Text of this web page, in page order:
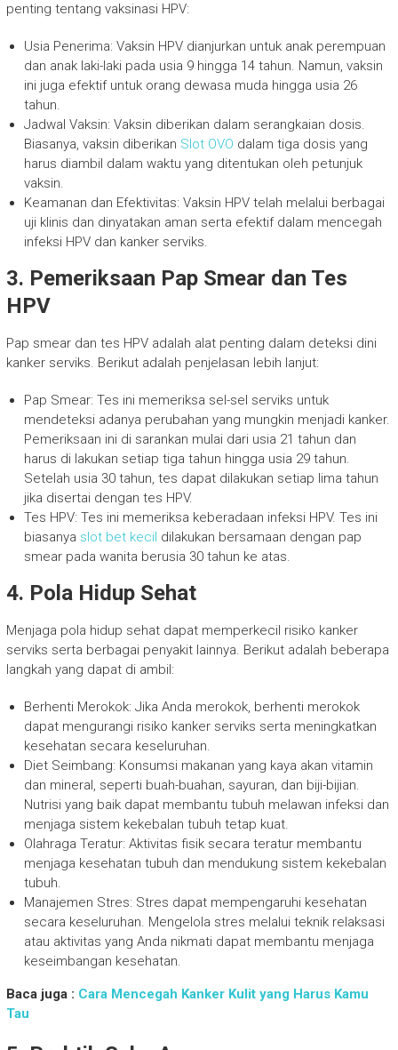
penting tentang vaksinasi HPV:
Usia Penerima: Vaksin HPV dianjurkan untuk anak perempuan
dan anak laki-laki pada usia 9 hingga 14 tahun. Namun, vaksin
ini juga efektif untuk orang dewasa muda hingga usia 26
tahun.
Jadwal Vaksin: Vaksin diberikan dalam serangkaian dosis.
Biasanya, vaksin diberikan Slot OVO dalam tiga dosis yang
harus diambil dalam waktu yang ditentukan oleh petunjuk
vaksin.
Keamanan dan Efektivitas: Vaksin HPV telah melalui berbagai
uji klinis dan dinyatakan aman serta efektif dalam mencegah
infeksi HPV dan kanker serviks.
3. Pemeriksaan Pap Smear dan Tes
HPV
Pap smear dan tes HPV adalah alat penting dalam deteksi dini
kanker serviks. Berikut adalah penjelasan lebih lanjut:
Pap Smear: Tes ini memeriksa sel-sel serviks untuk
mendeteksi adanya perubahan yang mungkin menjadi kanker.
Pemeriksaan ini di sarankan mulai dari usia 21 tahun dan
harus di lakukan setiap tiga tahun hingga usia 29 tahun.
Setelah usia 30 tahun, tes dapat dilakukan setiap lima tahun
jika disertai dengan tes HPV.
Tes HPV: Tes ini memeriksa keberadaan infeksi HPV. Tes ini
biasanya slot bet kecil dilakukan bersamaan dengan pap
smear pada wanita berusia 30 tahun ke atas.
4. Pola Hidup Sehat
Menjaga pola hidup sehat dapat memperkecil risiko kanker
serviks serta berbagai penyakit lainnya. Berikut adalah beberapa
langkah yang dapat di ambil:
Berhenti Merokok: Jika Anda merokok, berhenti merokok
dapat mengurangi risiko kanker serviks serta meningkatkan
kesehatan secara keseluruhan.
Diet Seimbang: Konsumsi makanan yang kaya akan vitamin
dan mineral, seperti buah-buahan, sayuran, dan biji-bijian.
Nutrisi yang baik dapat membantu tubuh melawan infeksi dan
menjaga sistem kekebalan tubuh tetap kuat.
Olahraga Teratur: Aktivitas fisik secara teratur membantu
menjaga kesehatan tubuh dan mendukung sistem kekebalan
tubuh.
Manajemen Stres: Stres dapat mempengaruhi kesehatan
secara keseluruhan. Mengelola stres melalui teknik relaksasi
atau aktivitas yang Anda nikmati dapat membantu menjaga
keseimbangan kesehatan.
Baca juga : Cara Mencegah Kanker Kulit yang Harus Kamu
Tau